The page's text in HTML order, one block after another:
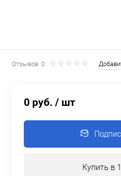
Отзывов: 0
0 руб. / шт
Купить в